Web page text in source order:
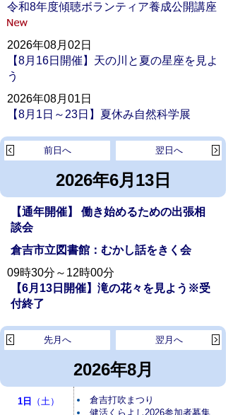
令和8年度傾聴ボランティア養成公開講座
2026年08月02日
【8月16日開催】天の川と夏の星座を見よ
う
2026年08月01日
【8月1日～23日】夏休み自然科学展
2026年6月13日
翌日へ
前日へ
【通年開催】 働き始めるための出張相
談会
倉吉市立図書館：むかし話をきく会
09時30分～12時00分
【6月13日開催】滝の花々を見よう※受
付終了
2026年8月
翌月へ
先月へ
1日 （土）
倉吉打吹まつり
健活くらよし2026参加者募集